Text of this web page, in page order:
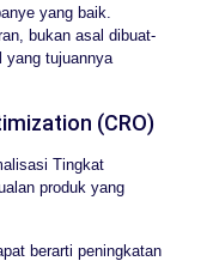
yang baik.
bukan asal dibuat-
yang tujuannya
(CRO)
Tingkat
produk yang
berarti peningkatan